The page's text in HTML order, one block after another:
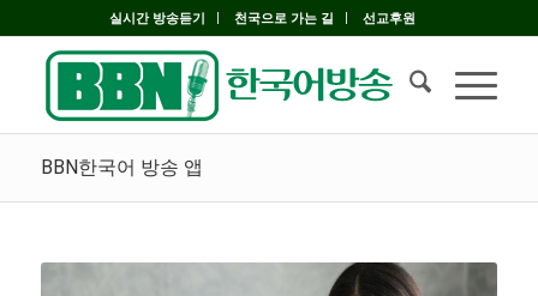
실시간 방송듣기 천국으로 가는 길 선교후원
BBN한국어 방송 앱